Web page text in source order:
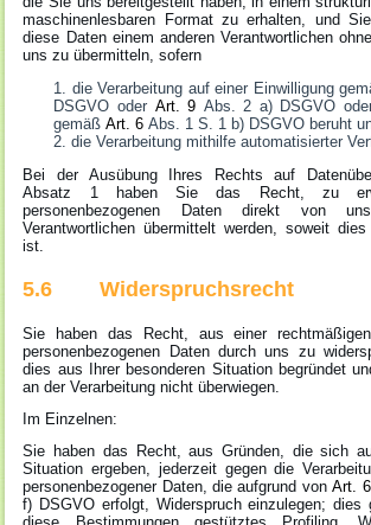
maschinenlesbaren Format zu erhalten, und
diese Daten einem anderen Verantwortlichen
uns zu übermitteln, sofern
die Verarbeitung auf einer Einwilligung
DSGVO oder Art. 9 Abs. 2 a) DSGVO
gemäßArt. 6 Abs. 1 S. 1 b) DSGVO beruht
die Verarbeitung mithilfe automatisierter
Bei der Ausübung Ihres Rechts auf
Absatz 1 haben Sie das Recht, zu
personenbezogenen Daten direkt von
Verantwortlichen übermittelt werden, soweit
ist.
5.6 Widerspruchsrecht
Sie haben das Recht, aus einer
personenbezogenen Daten durch uns zu
dies aus Ihrer besonderen Situation begründet
an der Verarbeitung nicht überwiegen.
Im Einzelnen:
Sie haben das Recht, aus Gründen, die sich
Situation ergeben, jederzeit gegen die
personenbezogener Daten, die aufgrund vonArt. 6
f) DSGVO erfolgt, Widerspruch einzulegen;